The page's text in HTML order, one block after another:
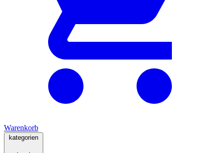
Warenkorb
kategorien